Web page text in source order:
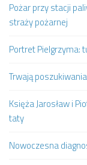
Pożar przy stacji
straży pożarnej
Portret Pielgrzyma:
Trwają
Księża Jarosław i
taty
Nowoczesna